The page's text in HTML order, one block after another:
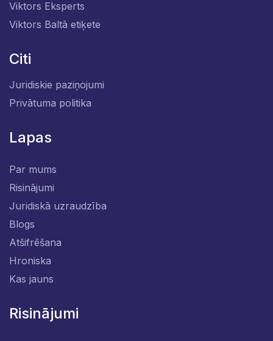
Viktors Eksperts
Viktors Baltā etiķete
Citi
Juridiskie paziņojumi
Privātuma politika
Lapas
Par mums
Risinājumi
Juridiskā uzraudzība
Blogs
Atšifrēšana
Hroniska
Kas jauns
Risinājumi